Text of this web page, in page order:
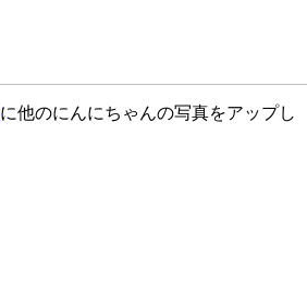
に他のにんにちゃんの写真をアップし